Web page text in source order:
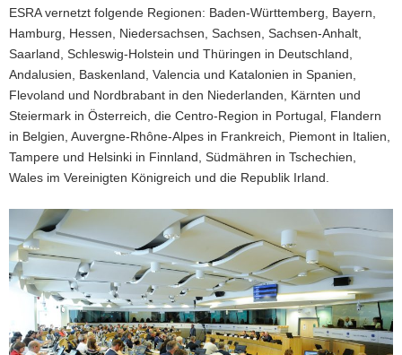
ESRA vernetzt folgende Regionen: Baden-Württemberg, Bayern,
Hamburg, Hessen, Niedersachsen, Sachsen, Sachsen-Anhalt,
Saarland, Schleswig-Holstein und Thüringen in Deutschland,
Andalusien, Baskenland, Valencia und Katalonien in Spanien,
Flevoland und Nordbrabant in den Niederlanden, Kärnten und
Steiermark in Österreich, die Centro-Region in Portugal, Flandern
in Belgien, Auvergne-Rhône-Alpes in Frankreich, Piemont in Italien,
Tampere und Helsinki in Finnland, Südmähren in Tschechien,
Wales im Vereinigten Königreich und die Republik Irland.